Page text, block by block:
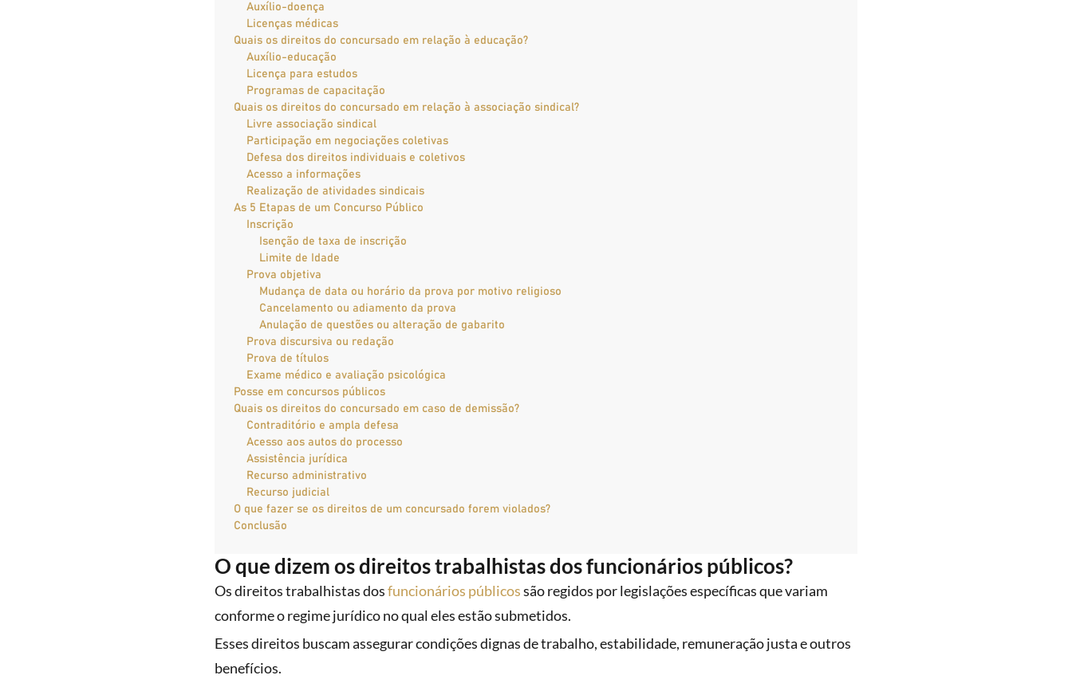
Auxílio-doença
Licenças médicas
Quais os direitos do concursado em relação à educação?
Auxílio-educação
Licença para estudos
Programas de capacitação
Quais os direitos do concursado em relação à associação sindical?
Livre associação sindical
Participação em negociações coletivas
Defesa dos direitos individuais e coletivos
Acesso a informações
Realização de atividades sindicais
As 5 Etapas de um Concurso Público
Inscrição
Isenção de taxa de inscrição
Limite de Idade
Prova objetiva
Mudança de data ou horário da prova por motivo religioso
Cancelamento ou adiamento da prova
Anulação de questões ou alteração de gabarito
Prova discursiva ou redação
Prova de títulos
Exame médico e avaliação psicológica
Posse em concursos públicos
Quais os direitos do concursado em caso de demissão?
Contraditório e ampla defesa
Acesso aos autos do processo
Assistência jurídica
Recurso administrativo
Recurso judicial
O que fazer se os direitos de um concursado forem violados?
Conclusão
O que dizem os direitos trabalhistas dos funcionários públicos?
Os direitos trabalhistas dosfuncionários públicossão regidos por legislações específicas que variam
conforme o regime jurídico no qual eles estão submetidos.
Esses direitos buscam assegurar condições dignas de trabalho, estabilidade, remuneração justa e outros
benefícios.